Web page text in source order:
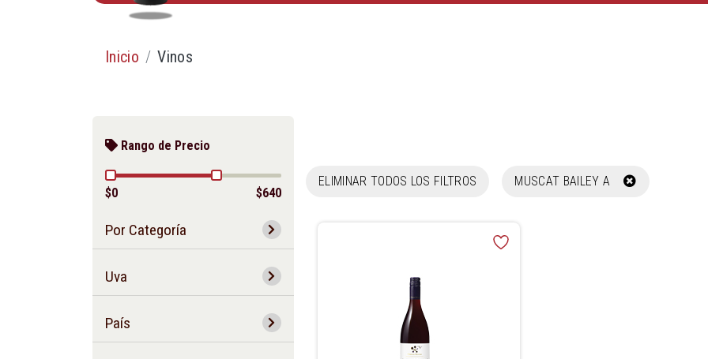
Inicio Vinos
Rango de Precio
$0 $640
Por Categoría
Uva
País
ELIMINAR TODOS LOS FILTROS MUSCAT BAILEY A